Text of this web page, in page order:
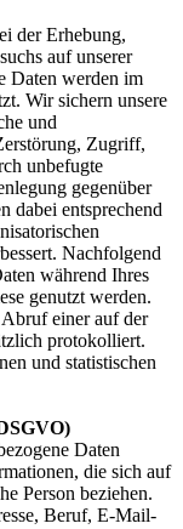
der Erhebung,
auf unserer
Daten werden im
Wir sichern unsere
und
Zugriff,
unbefugte
gegenüber
dabei entsprechend
Nachfolgend
während Ihres
genutzt werden.
einer auf der
protokolliert.
und statistischen
Daten
die sich auf
Person beziehen.
Beruf, E-Mail-